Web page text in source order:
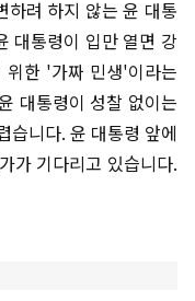
하려 하지 않는 윤 대통
대통령이 입만 열면 강
한 '가짜 민생'이라는
대통령이 성찰 없이는
습니다. 윤 대통령 앞에
가 기다리고 있습니다.